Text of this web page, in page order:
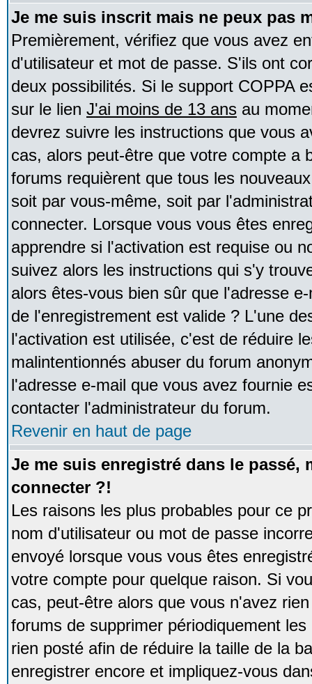
Je me suis inscrit mais ne peux pas
Premièrement, vérifiez que vous avez
d'utilisateur et mot de passe. S'ils ont
deux possibilités. Si le support COPPA
sur le lien J'ai moins de 13 ans au
devrez suivre les instructions que vous
cas, alors peut-être que votre compte a
forums requièrent que tous les
soit par vous-même, soit par
connecter. Lorsque vous vous êtes
apprendre si l'activation est requise ou
suivez alors les instructions qui s'y
alors êtes-vous bien sûr que l'adresse
de l'enregistrement est valide ? L'une
l'activation est utilisée, c'est de réduire
malintentionnés abuser du forum
l'adresse e-mail que vous avez fournie
contacter l'administrateur du forum.
Revenir en haut de page
Je me suis enregistré dans le passé,
connecter ?!
Les raisons les plus probables pour ce
nom d'utilisateur ou mot de passe
envoyé lorsque vous vous êtes
votre compte pour quelque raison. Si
cas, peut-être alors que vous n'avez
forums de supprimer périodiquement
rien posté afin de réduire la taille de la
enregistrer encore et impliquez-vous